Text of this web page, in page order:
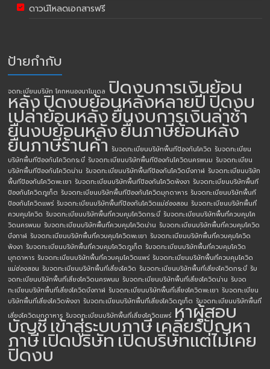
ดาวน์โหลดเอกสารฟรี
ป้ายกำกับ
จดทะเบียนบริษัท โคกหนองนาโมเดล ปิดงบการเงินย้อน
หลังปิดงบย้อนหลังหลายปีปิดงบ
เปล่าย้อนหลังยื่นงบการเงินล่าช้า
ยื่นงบย้อนหลังยื่นภาษีย้อนหลัง
ยื่นภาษีร้านค้า รับจดทะเบียนบริษัทพื้นทีป้องกันโควิด รับจดทะเบียน
บริษัทพื้นทีป้องกันโควิดกระบี่ รับจดทะเบียนบริษัทพื้นทีป้องกันโควิดนครพนม รับจดทะเบียน
บริษัทพื้นทีป้องกันโควิดน่าน รับจดทะเบียนบริษัทพื้นทีป้องกันโควิดบึงกาฬ รับจดทะเบียนบริษัท
พื้นทีป้องกันโควิดพะเยา รับจดทะเบียนบริษัทพื้นทีป้องกันโควิดพังงา รับจดทะเบียนบริษัทพื้นที
ป้องกันโควิดภูเก็ต รับจดทะเบียนบริษัทพื้นทีป้องกันโควิดมุกดาหาร รับจดทะเบียนบริษัทพื้นที
ป้องกันโควิดแพร่ รับจดทะเบียนบริษัทพื้นทีป้องกันโควิดแม่ฮ่องสอน รับจดทะเบียนบริษัทพื้นที่
ควบคุมโควิด รับจดทะเบียนบริษัทพื้นที่ควบคุมโควิดกระบี่ รับจดทะเบียนบริษัทพื้นที่ควบคุมโค
วิดนครพนม รับจดทะเบียนบริษัทพื้นที่ควบคุมโควิดน่าน รับจดทะเบียนบริษัทพื้นที่ควบคุมโควิด
บึงกาฬ รับจดทะเบียนบริษัทพื้นที่ควบคุมโควิดพะเยา รับจดทะเบียนบริษัทพื้นที่ควบคุมโควิด
พังงา รับจดทะเบียนบริษัทพื้นที่ควบคุมโควิดภูเก็ต รับจดทะเบียนบริษัทพื้นที่ควบคุมโควิด
มุกดาหาร รับจดทะเบียนบริษัทพื้นที่ควบคุมโควิดแพร่ รับจดทะเบียนบริษัทพื้นที่ควบคุมโควิด
แม่ฮ่องสอน รับจดทะเบียนบริษัทพื้นที่เสี่ยงโควิด รับจดทะเบียนบริษัทพื้นที่เสี่ยงโควิดกระบี่ รับ
จดทะเบียนบริษัทพื้นที่เสี่ยงโควิดนครพนม รับจดทะเบียนบริษัทพื้นที่เสี่ยงโควิดน่าน รับจด
ทะเบียนบริษัทพื้นที่เสี่ยงโควิดบึงกาฬ รับจดทะเบียนบริษัทพื้นที่เสี่ยงโควิดพะเยา รับจดทะเบียน
บริษัทพื้นที่เสี่ยงโควิดพังงา รับจดทะเบียนบริษัทพื้นที่เสี่ยงโควิดภูเก็ต รับจดทะเบียนบริษัทพื้นที่
เสี่ยงโควิดมุกดาหาร รับจดทะเบียนบริษัทพื้นที่เสี่ยงโควิดแพร่ หาผู้สอบ
บัญชีเข้าสู่ระบบภาษีเคลียร์ปัญหา
ภาษีเปิดบริษัทเปิดบริษัทแต่ไม่เคย
ปิดงบ